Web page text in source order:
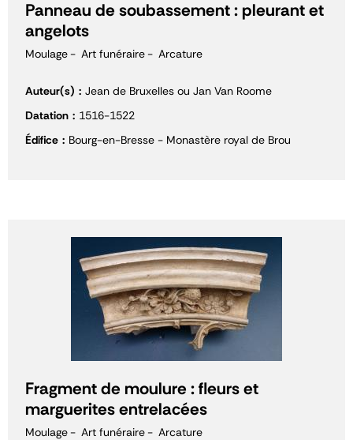
Panneau de soubassement : pleurant et
angelots
Moulage Art funéraire Arcature
Auteur(s)
Jean de Bruxelles ou Jan Van Roome
Datation
1516-1522
Édifice
Bourg-en-Bresse - Monastère royal de Brou
Fragment de moulure : fleurs et
marguerites entrelacées
Moulage Art funéraire Arcature